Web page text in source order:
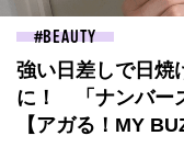
BEAUTY
強い日差しで日焼
に！ 「ナンバー
【アガる！MY